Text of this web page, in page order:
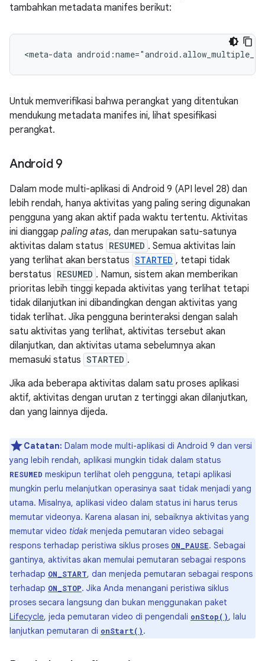
tambahkan metadata manifes berikut:
<meta-data
Untuk memverifikasi bahwa perangkat yang ditentukan
mendukung metadata manifes ini, lihat spesifikasi
perangkat.
Android 9
Dalam mode multi-aplikasi di Android 9 (API level 28) dan
lebih rendah, hanya aktivitas yang paling sering digunakan
pengguna yang akan aktif pada waktu tertentu. Aktivitas
ini dianggap paling atas, dan merupakan satu-satunya
aktivitas dalam status RESUMED . Semua aktivitas lain
yang terlihat akan berstatus STARTED , tetapi tidak
berstatus RESUMED . Namun, sistem akan memberikan
prioritas lebih tinggi kepada aktivitas yang terlihat tetapi
tidak dilanjutkan ini dibandingkan dengan aktivitas yang
tidak terlihat. Jika pengguna berinteraksi dengan salah
satu aktivitas yang terlihat, aktivitas tersebut akan
dilanjutkan, dan aktivitas utama sebelumnya akan
memasuki status STARTED .
Jika ada beberapa aktivitas dalam satu proses aplikasi
aktif, aktivitas dengan urutan z tertinggi akan dilanjutkan,
dan yang lainnya dijeda.
Catatan: Dalam mode multi-aplikasi di Android 9 dan versi
yang lebih rendah, aplikasi mungkin tidak dalam status
RESUMED meskipun terlihat oleh pengguna, tetapi aplikasi
mungkin perlu melanjutkan operasinya saat tidak menjadi yang
utama. Misalnya, aplikasi video dalam status ini harus terus
memutar videonya. Karena alasan ini, sebaiknya aktivitas yang
memutar video tidak menjeda pemutaran video sebagai
respons terhadap peristiwa siklus proses ON_PAUSE. Sebagai
gantinya, aktivitas akan memulai pemutaran sebagai respons
terhadap ON_START, dan menjeda pemutaran sebagai respons
terhadap ON_STOP. Jika Anda menangani peristiwa siklus
proses secara langsung dan bukan menggunakan paket
Lifecycle, jeda pemutaran video di pengendali onStop(), lalu
lanjutkan pemutaran di onStart().